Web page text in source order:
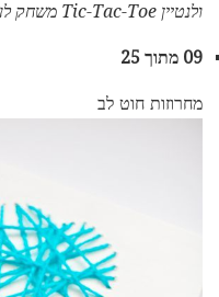
ולנטיין Tic-Tac-Toe משחק לעשות את זה ואת זה אהבה
09 מתוך 25
מחרוזות חוט לב